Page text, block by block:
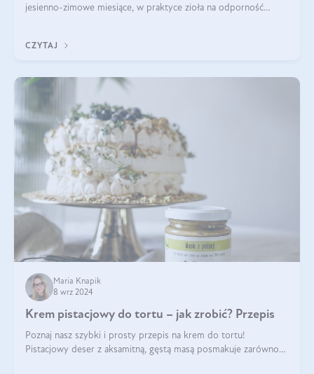
jesienno-zimowe miesiące, w praktyce zioła na odporność
CZYTAJ
Maria Knapik
8 wrz 2024
Krem pistacjowy do tortu – jak zrobić? Przepis
Poznaj nasz szybki i prosty przepis na krem do tortu!
Pistacjowy deser z aksamitną, gęstą masą posmakuje zarówno